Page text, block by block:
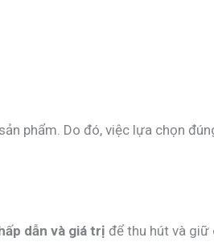
phẩm. Do đó, việc lựa chọn
dẫn và giá trị để thu hút và giữ